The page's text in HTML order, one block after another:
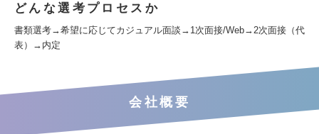
どんな選考プロセスか
書類選考→希望に応じてカジュアル面談→1次面接/Web→2次面接（代
表）→内定
会社概要